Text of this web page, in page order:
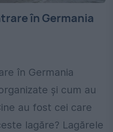
în Germania
în Germania
și cum au
au fost cei care
lagăre? Lagărele